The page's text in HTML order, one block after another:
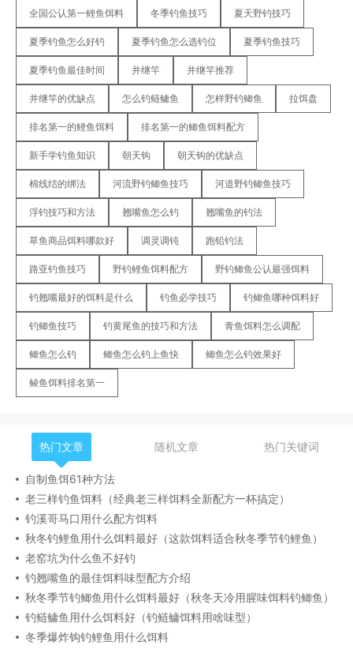
全国公认第一鲤鱼饵料 冬季钓鱼技巧 夏天野钓技巧
夏季钓鱼怎么好钓 夏季钓鱼怎么选钓位 夏季钓鱼技巧
夏季钓鱼最佳时间 并继竿 并继竿推荐
并继竿的优缺点 怎么钓鲢鳙鱼 怎样野钓鲫鱼 拉饵盘
排名第一的鲤鱼饵料 排名第一的鲫鱼饵料配方
新手学钓鱼知识 朝天钩 朝天钩的优缺点
棉线结的绑法 河流野钓鲫鱼技巧 河道野钓鲫鱼技巧
浮钓技巧和方法 翘嘴鱼怎么钓 翘嘴鱼的钓法
草鱼商品饵料哪款好 调灵调钝 跑铅钓法
路亚钓鱼技巧 野钓鲤鱼饵料配方 野钓鲫鱼公认最强饵料
钓翘嘴最好的饵料是什么 钓鱼必学技巧 钓鲫鱼哪种饵料好
钓鲫鱼技巧 钓黄尾鱼的技巧和方法 青鱼饵料怎么调配
鲫鱼怎么钓 鲫鱼怎么钓上鱼快 鲫鱼怎么钓效果好
鲮鱼饵料排名第一
热门文章 随机文章 热门关键词
自制鱼饵61种方法
老三样钓鱼饵料（经典老三样饵料全新配方一杯搞定）
钓溪哥马口用什么配方饵料
秋冬钓鲤鱼用什么饵料最好（这款饵料适合秋冬季节钓鲤鱼）
老窑坑为什么鱼不好钓
钓翘嘴鱼的最佳饵料味型配方介绍
秋冬季节钓鲫鱼用什么饵料最好（秋冬天冷用腥味饵料钓鲫鱼）
钓鲢鳙鱼用什么饵料好（钓鲢鳙饵料用啥味型）
冬季爆炸钩钓鲤鱼用什么饵料